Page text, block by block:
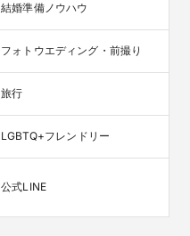
結婚準備ノウハウ
フォトウエディング・前撮り
旅行
LGBTQ+フレンドリー
公式LINE